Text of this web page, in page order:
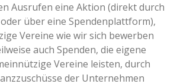
Ausrufen eine Aktion (direkt durch
über eine Spendenplattform),
Vereine wie wir sich bewerben
auch Spenden, die eigene
Vereine leisten, durch
der Unternehmen